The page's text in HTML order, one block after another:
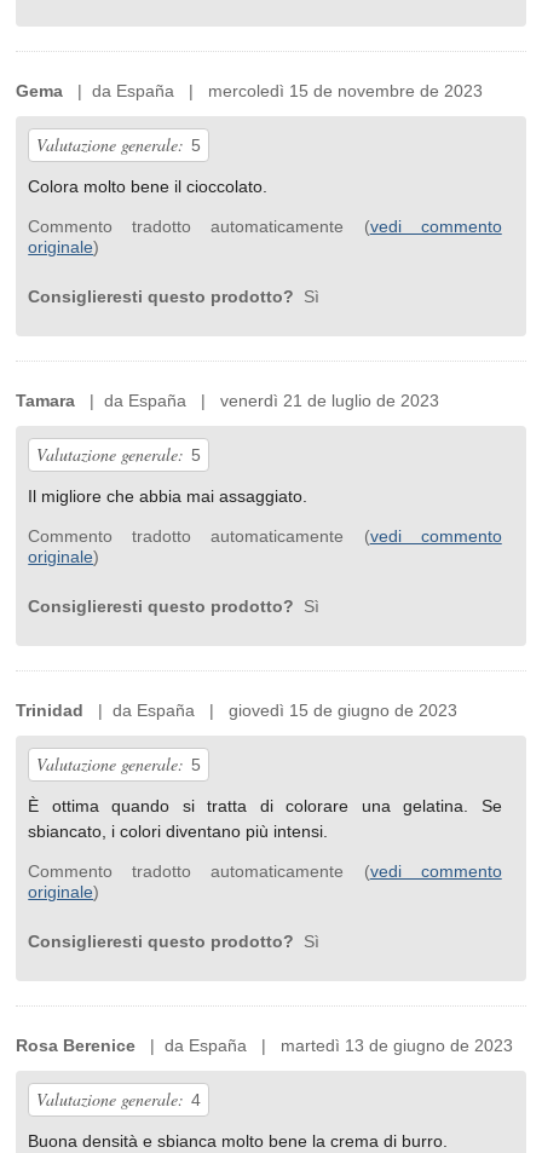
Gema | da España | mercoledì 15 de novembre de 2023
Valutazione generale: 5
Colora molto bene il cioccolato.
Commento tradotto automaticamente (vedi commento
originale)
Consiglieresti questo prodotto? Sì
Tamara | da España | venerdì 21 de luglio de 2023
Valutazione generale: 5
Il migliore che abbia mai assaggiato.
Commento tradotto automaticamente (vedi commento
originale)
Consiglieresti questo prodotto? Sì
Trinidad | da España | giovedì 15 de giugno de 2023
Valutazione generale: 5
È ottima quando si tratta di colorare una gelatina. Se
sbiancato, i colori diventano più intensi.
Commento tradotto automaticamente (vedi commento
originale)
Consiglieresti questo prodotto? Sì
Rosa Berenice | da España | martedì 13 de giugno de 2023
Valutazione generale: 4
Buona densità e sbianca molto bene la crema di burro.